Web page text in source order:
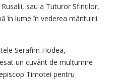
sau a Tuturor Sfinților,
în lume în vederea mântuirii
Serafim Hodea,
un cuvânt de mulțumire
Timotei pentru